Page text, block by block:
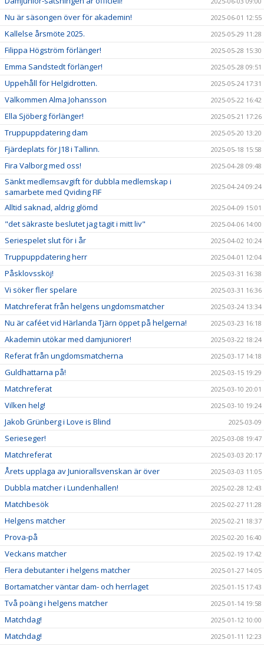
Nu är säsongen över för akademin! 2025-06-01 12:55
Kallelse årsmöte 2025. 2025-05-29 11:28
Filippa Högström förlänger! 2025-05-28 15:30
Emma Sandstedt förlänger! 2025-05-28 09:51
Uppehåll för Helgidrotten. 2025-05-24 17:31
Välkommen Alma Johansson 2025-05-22 16:42
Ella Sjöberg förlänger! 2025-05-21 17:26
Truppuppdatering dam 2025-05-20 13:20
Fjärdeplats för J18 i Tallinn. 2025-05-18 15:58
Fira Valborg med oss! 2025-04-28 09:48
Sänkt medlemsavgift för dubbla medlemskap i
samarbete med Qviding FIF
2025-04-24 09:24
Alltid saknad, aldrig glömd 2025-04-09 15:01
"det säkraste beslutet jag tagit i mitt liv" 2025-04-06 14:00
Seriespelet slut för i år 2025-04-02 10:24
Truppuppdatering herr 2025-04-01 12:04
Påsklovssköj! 2025-03-31 16:38
Vi söker fler spelare 2025-03-31 16:36
Matchreferat från helgens ungdomsmatcher 2025-03-24 13:34
Nu är caféet vid Härlanda Tjärn öppet på helgerna! 2025-03-23 16:18
Akademin utökar med damjuniorer! 2025-03-22 18:24
Referat från ungdomsmatcherna 2025-03-17 14:18
Guldhattarna på! 2025-03-15 19:29
Matchreferat 2025-03-10 20:01
Vilken helg! 2025-03-10 19:24
Jakob Grünberg i Love is Blind 2025-03-09
Serieseger! 2025-03-08 19:47
Matchreferat 2025-03-03 20:17
Årets upplaga av Juniorallsvenskan är över 2025-03-03 11:05
Dubbla matcher i Lundenhallen! 2025-02-28 12:43
Matchbesök 2025-02-27 11:28
Helgens matcher 2025-02-21 18:37
Prova-på 2025-02-20 16:40
Veckans matcher 2025-02-19 17:42
Flera debutanter i helgens matcher 2025-01-27 14:05
Bortamatcher väntar dam- och herrlaget 2025-01-15 17:43
Två poäng i helgens matcher 2025-01-14 19:58
Matchdag! 2025-01-12 10:00
Matchdag! 2025-01-11 12:23